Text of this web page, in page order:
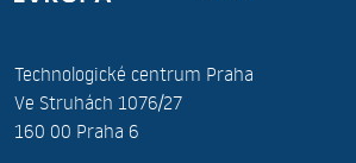
Technologické centrum Praha
Ve Struhách 1076/27
160 00 Praha 6